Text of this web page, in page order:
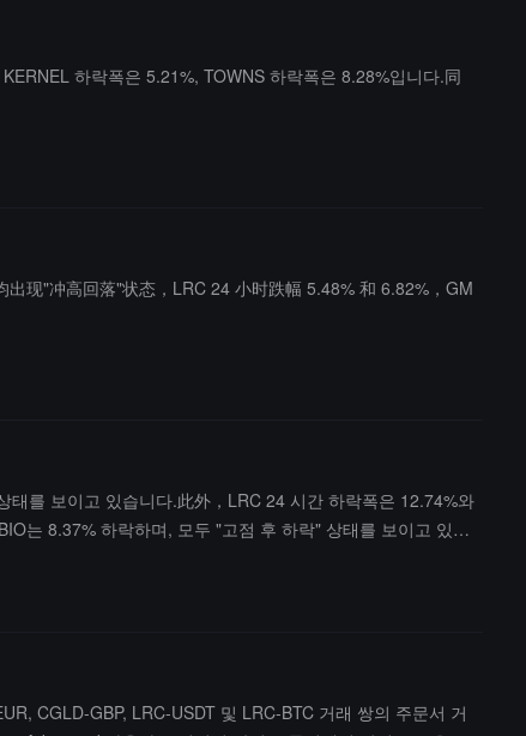
하락폭은 5.21%, TOWNS 하락폭은 8.28%입니다.同
现"冲高回落"状态，LRC 24 小时跌幅 5.48% 和 6.82%，GM
를 보이고 있습니다.此外，LRC 24 시간 하락폭은 12.74%와
는 8.37% 하락하며, 모두 "고점 후 하락" 상태를 보이고 있습
CGLD-GBP, LRC-USDT 및 LRC-BTC 거래 쌍의 주문서 거